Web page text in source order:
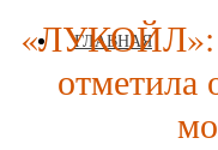
ГЛАВНАЯ
«ЛУКОЙЛ»:
отметила